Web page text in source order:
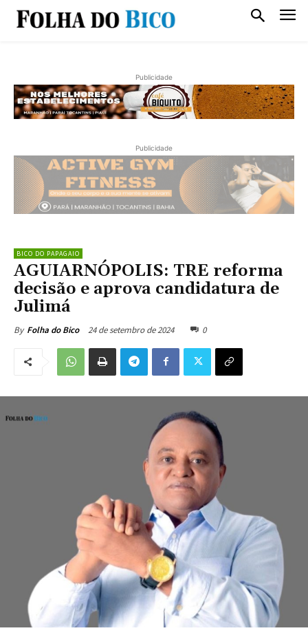
Publicidade
Publicidade
BICO DO PAPAGAIO
AGUIARNÓPOLIS: TRE reforma
decisão e aprova candidatura de
Julimá
By Folha do Bico 24 de setembro de 2024 0